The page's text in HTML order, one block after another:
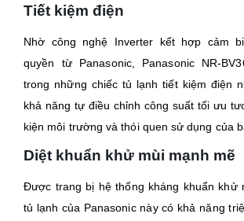
Tiết kiệm điện
Nhờ công nghệ Inverter kết hợp cảm
quyền từ Panasonic, Panasonic NR-
trong những chiếc tủ lạnh tiết kiệm điện
khả năng tự điều chỉnh công suất tối ưu
kiện môi trường và thói quen sử dụng của
Diệt khuẩn khử mùi mạnh mẽ
Được trang bị hệ thống kháng khuẩn khử
tủ lạnh của Panasonic này có khả năng